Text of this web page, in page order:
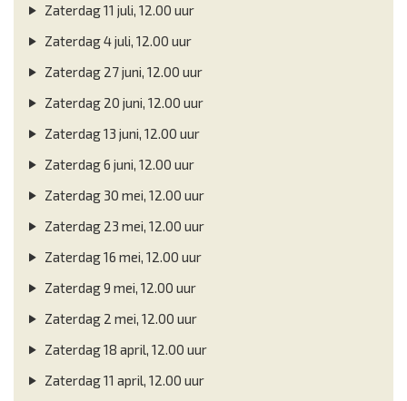
Zaterdag 11 juli, 12.00 uur
Zaterdag 4 juli, 12.00 uur
Zaterdag 27 juni, 12.00 uur
Zaterdag 20 juni, 12.00 uur
Zaterdag 13 juni, 12.00 uur
Zaterdag 6 juni, 12.00 uur
Zaterdag 30 mei, 12.00 uur
Zaterdag 23 mei, 12.00 uur
Zaterdag 16 mei, 12.00 uur
Zaterdag 9 mei, 12.00 uur
Zaterdag 2 mei, 12.00 uur
Zaterdag 18 april, 12.00 uur
Zaterdag 11 april, 12.00 uur